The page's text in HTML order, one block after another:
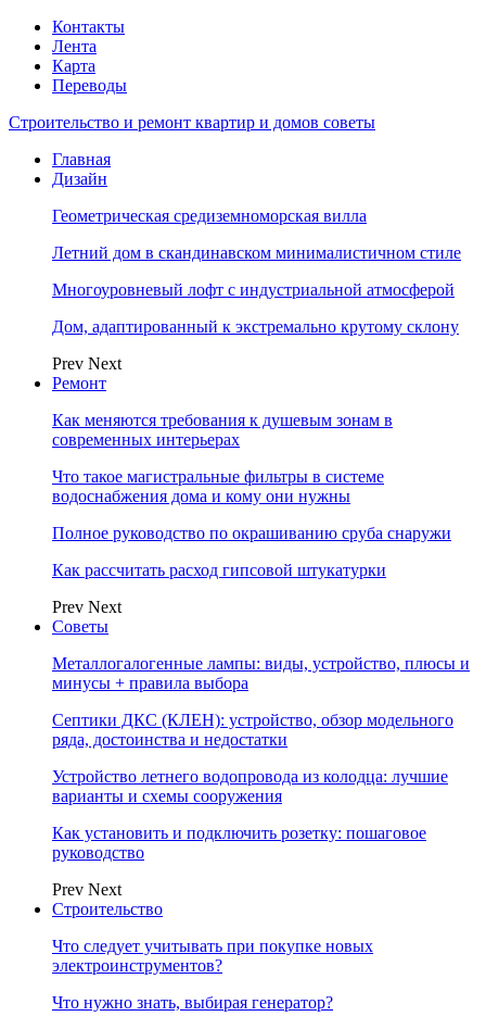
Контакты
Лента
Карта
Переводы
Строительство и ремонт квартир и домов советы
Главная
Дизайн
Геометрическая средиземноморская вилла
Летний дом в скандинавском минималистичном стиле
Многоуровневый лофт с индустриальной атмосферой
Дом, адаптированный к экстремально крутому склону
Prev Next
Ремонт
Как меняются требования к душевым зонам в
современных интерьерах
Что такое магистральные фильтры в системе
водоснабжения дома и кому они нужны
Полное руководство по окрашиванию сруба снаружи
Как рассчитать расход гипсовой штукатурки
Prev Next
Советы
Металлогалогенные лампы: виды, устройство, плюсы и
минусы + правила выбора
Септики ДКС (КЛЕН): устройство, обзор модельного
ряда, достоинства и недостатки
Устройство летнего водопровода из колодца: лучшие
варианты и схемы сооружения
Как установить и подключить розетку: пошаговое
руководство
Prev Next
Строительство
Что следует учитывать при покупке новых
электроинструментов?
Что нужно знать, выбирая генератор?